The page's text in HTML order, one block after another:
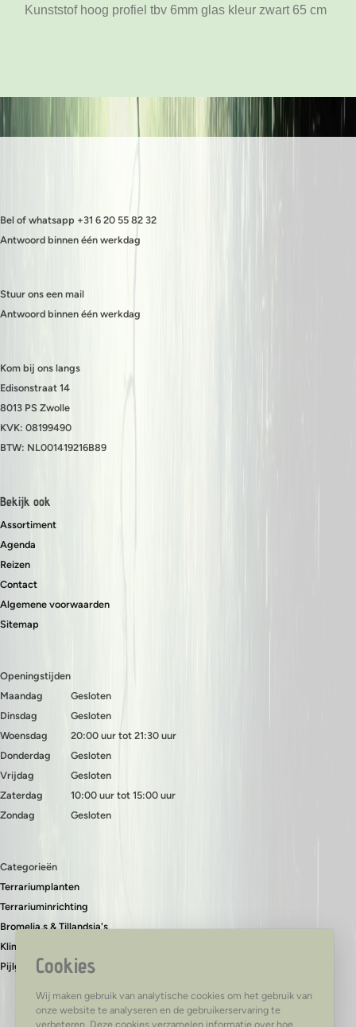
Cookies
Wij maken gebruik van analytische cookies om het gebruik van
onze website te analyseren en de gebruikerservaring te
verbeteren. Deze cookies verzamelen informatie over hoe
Kunststof hoog profiel tbv 6mm glas kleur zwart 65 cm
Bel of whatsapp +31 6 20 55 82 32
Antwoord binnen één werkdag
Stuur ons een mail
Antwoord binnen één werkdag
Kom bij ons langs
Edisonstraat 14
8013 PS Zwolle
KVK: 08199490
BTW: NL001419216B89
Bekijk ook
Assortiment
Agenda
Reizen
Contact
Algemene voorwaarden
Sitemap
Openingstijden
Maandag
Dinsdag
Woensdag
Donderdag
Vrijdag
Zaterdag
Zondag
Gesloten
Gesloten
20:00 uur tot 21:30 uur
Gesloten
Gesloten
10:00 uur tot 15:00 uur
Gesloten
Categorieën
Terrariumplanten
Terrariuminrichting
Bromelia,s & Tillandsia's
Klimplanten & bodembedekkers
Pijlgifkikkers